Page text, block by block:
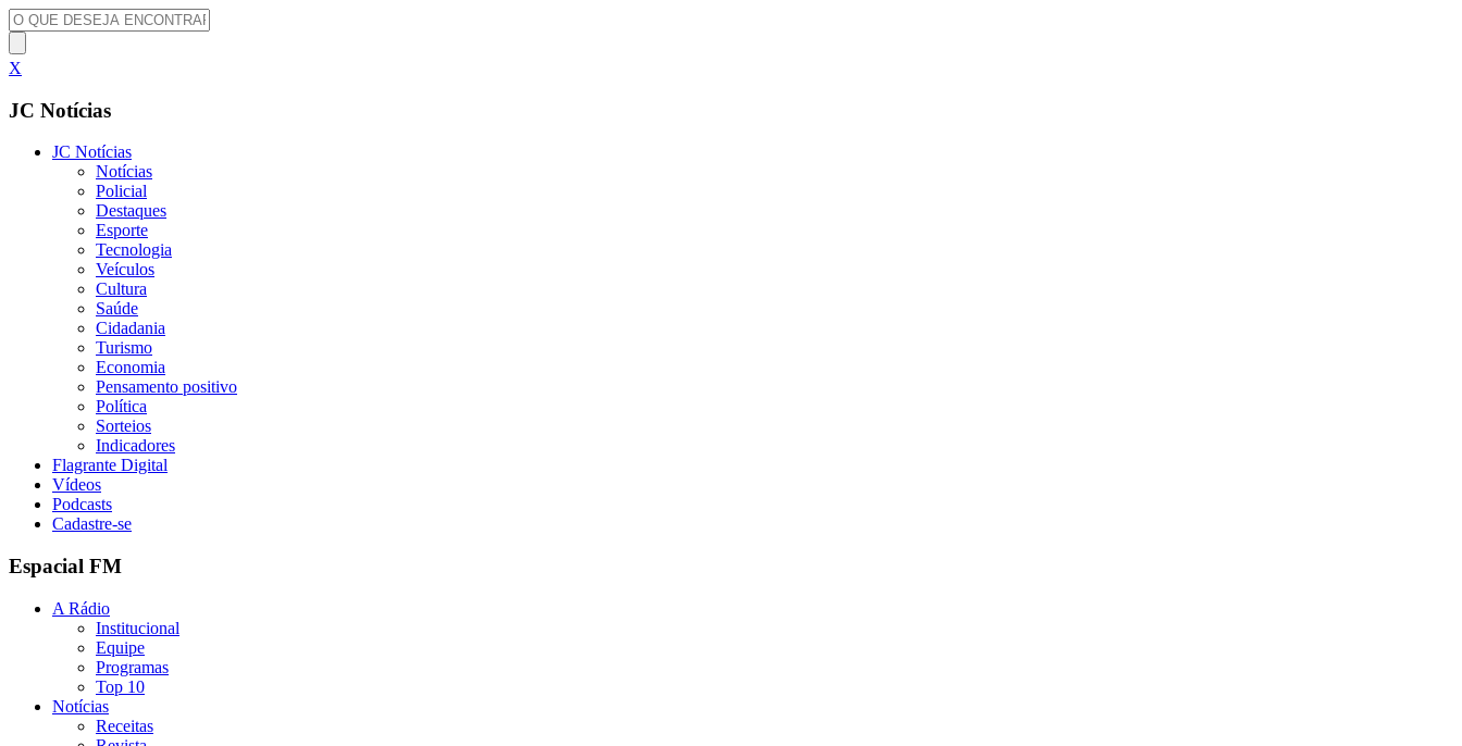
X
JC Notícias
JC Notícias
Notícias
Policial
Destaques
Esporte
Tecnologia
Veículos
Cultura
Saúde
Cidadania
Turismo
Economia
Pensamento positivo
Política
Sorteios
Indicadores
Flagrante Digital
Vídeos
Podcasts
Cadastre-se
Espacial FM
A Rádio
Institucional
Equipe
Programas
Top 10
Notícias
Receitas